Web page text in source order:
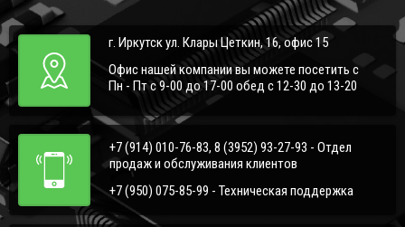
г. Иркутск ул. Клары Цеткин, 16, офис 15
Офис нашей компании вы можете посетить с
Пн - Пт с 9-00 до 17-00 обед с 12-30 до 13-20
+7 (914) 010-76-83, 8 (3952) 93-27-93 - Отдел
продаж и обслуживания клиентов
+7 (950) 075-85-99 - Техническая поддержка